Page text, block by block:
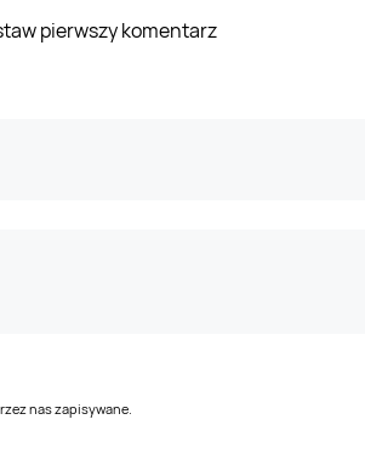
pierwszy komentarz
nas zapisywane.